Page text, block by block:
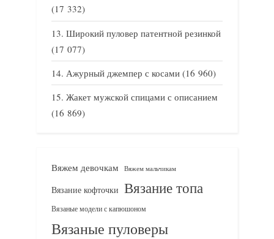
(17 332)
Широкий пуловер патентной резинкой
(17 077)
Ажурный джемпер с косами (16 960)
Жакет мужской спицами с описанием
(16 869)
Вяжем девочкам Вяжем мальчикам
Вязание кофточки Вязание топа
Вязаные модели с капюшоном
Вязаные пуловеры